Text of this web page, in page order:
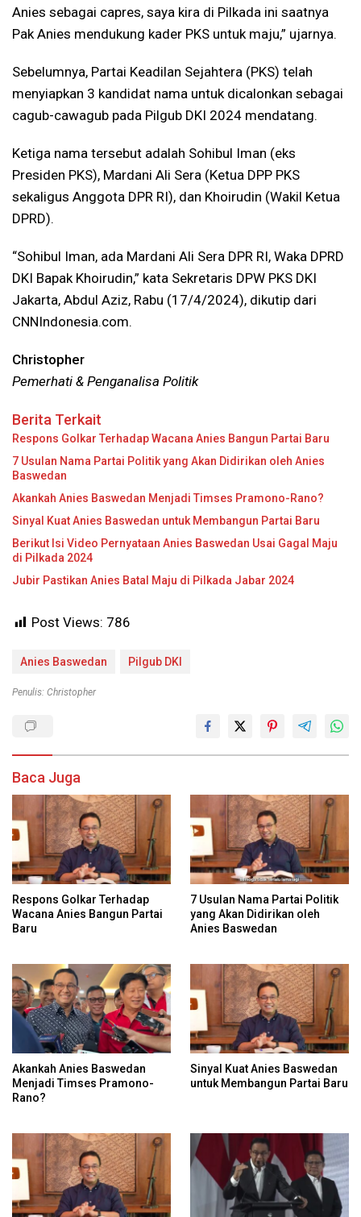
Anies sebagai capres, saya kira di Pilkada ini saatnya
Pak Anies mendukung kader PKS untuk maju,” ujarnya.
Sebelumnya, Partai Keadilan Sejahtera (PKS) telah
menyiapkan 3 kandidat nama untuk dicalonkan sebagai
cagub-cawagub pada Pilgub DKI 2024 mendatang.
Ketiga nama tersebut adalah Sohibul Iman (eks
Presiden PKS), Mardani Ali Sera (Ketua DPP PKS
sekaligus Anggota DPR RI), dan Khoirudin (Wakil Ketua
DPRD).
“Sohibul Iman, ada Mardani Ali Sera DPR RI, Waka DPRD
DKI Bapak Khoirudin,” kata Sekretaris DPW PKS DKI
Jakarta, Abdul Aziz, Rabu (17/4/2024), dikutip dari
CNNIndonesia.com.
Christopher
Pemerhati & Penganalisa Politik
Berita Terkait
Respons Golkar Terhadap Wacana Anies Bangun Partai Baru
7 Usulan Nama Partai Politik yang Akan Didirikan oleh Anies
Baswedan
Akankah Anies Baswedan Menjadi Timses Pramono-Rano?
Sinyal Kuat Anies Baswedan untuk Membangun Partai Baru
Berikut Isi Video Pernyataan Anies Baswedan Usai Gagal Maju
di Pilkada 2024
Jubir Pastikan Anies Batal Maju di Pilkada Jabar 2024
Post Views: 786
Anies Baswedan Pilgub DKI
Penulis: Christopher
Baca Juga
Respons Golkar Terhadap
Wacana Anies Bangun Partai
Baru
7 Usulan Nama Partai Politik
yang Akan Didirikan oleh
Anies Baswedan
Akankah Anies Baswedan
Menjadi Timses Pramono-
Rano?
Sinyal Kuat Anies Baswedan
untuk Membangun Partai Baru